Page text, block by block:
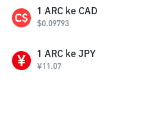
1 ARC ke CAD
$0.09793
1 ARC ke JPY
¥11.07